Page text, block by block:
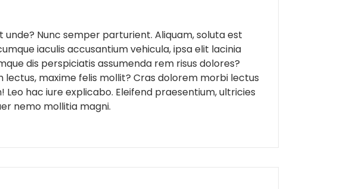
Nunc semper parturient. Aliquam, soluta est
iaculis accusantium vehicula, ipsa elit lacinia
dis perspiciatis assumenda rem risus dolores?
lectus, maxime felis mollit? Cras dolorem morbi lectus
hac iure explicabo. Eleifend praesentium, ultricies
nemo mollitia magni.